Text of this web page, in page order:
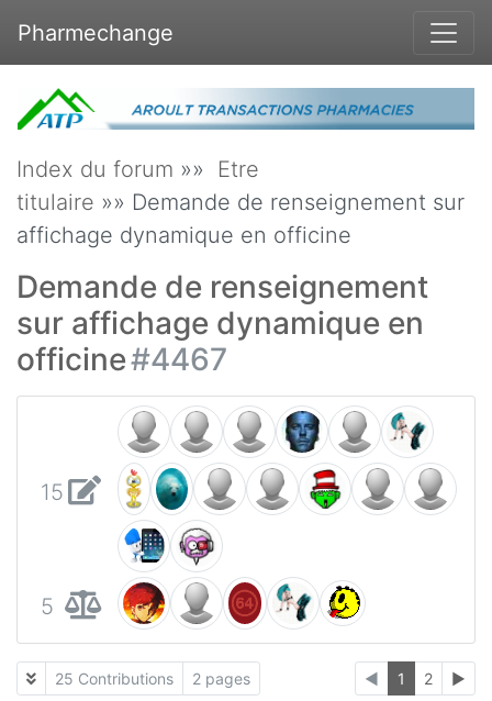
Pharmechange
Index du forum »» Etre
titulaire »» Demande de renseignement sur
affichage dynamique en officine
Demande de renseignement
sur affichage dynamique en
officine#4467
15
5
25 Contributions 2 pages ◄ 1 2 ►